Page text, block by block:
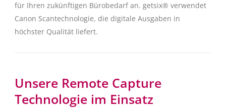
für Ihren zukünftigen Bürobedarf an. getsix® verwendet
Canon Scantechnologie, die digitale Ausgaben in
höchster Qualität liefert.
Unsere Remote Capture
Technologie im Einsatz